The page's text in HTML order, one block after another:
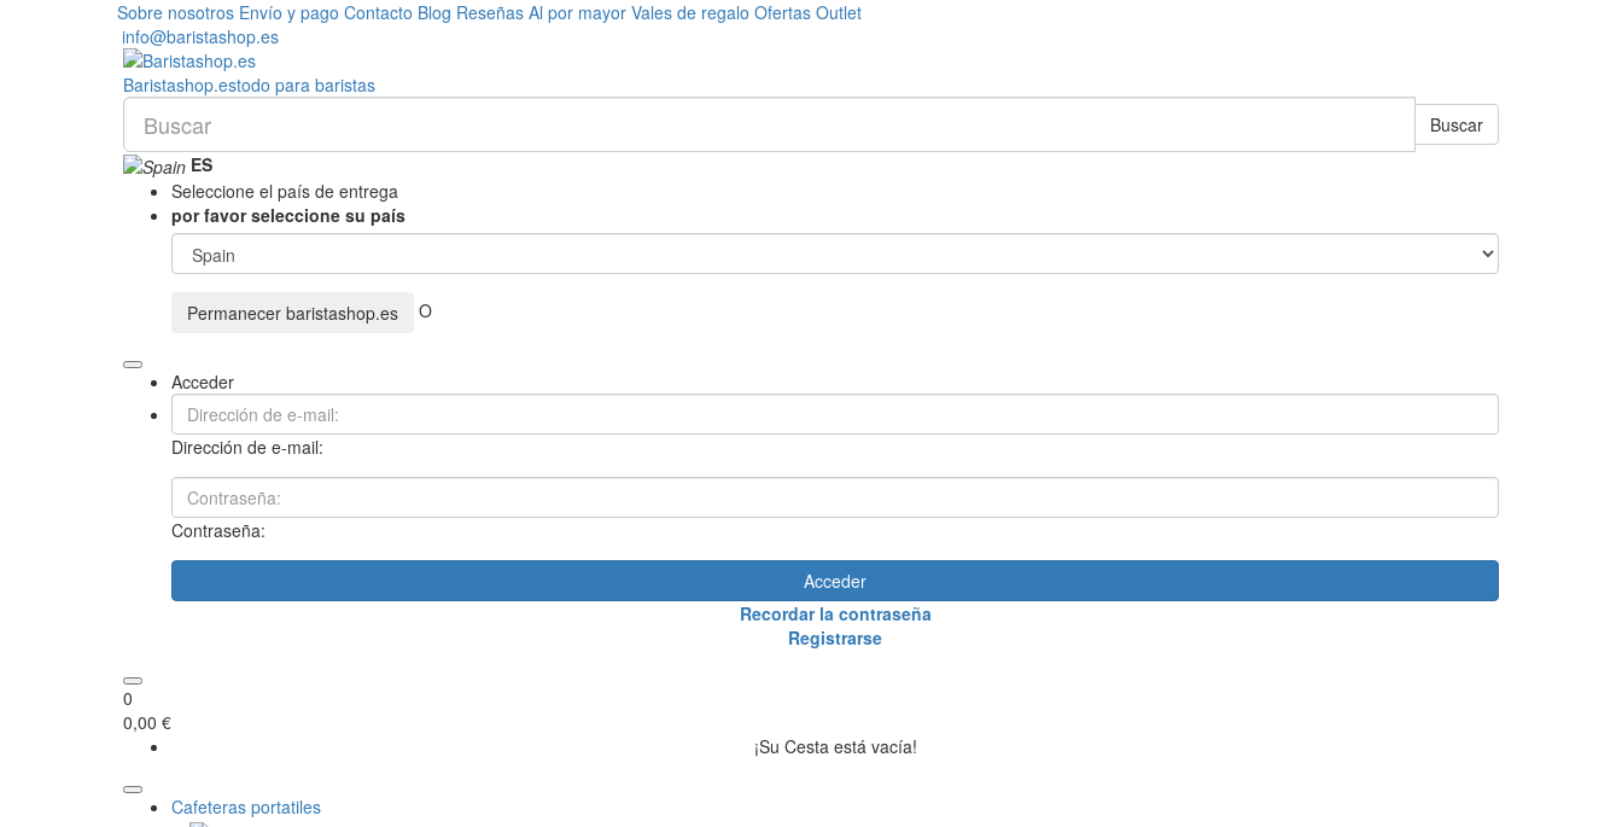
Sobre nosotros Envío y pago Contacto Blog Reseñas Al por mayor Vales de regalo Ofertas Outlet
info@baristashop.es
Baristashop.estodo para baristas
Buscar
ES
Seleccione el país de entrega
por favor seleccione su país
Permanecer baristashop.es O
Acceder
Dirección de e-mail:
Contraseña:
Acceder
Recordar la contraseña
Registrarse
0
0,00 €
¡Su Cesta está vacía!
Cafeteras portatiles